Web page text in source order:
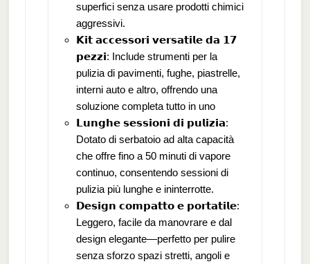
superfici senza usare prodotti chimici
aggressivi.
𝗞𝗶𝘁 𝗮𝗰𝗰𝗲𝘀𝘀𝗼𝗿𝗶 𝘃𝗲𝗿𝘀𝗮𝘁𝗶𝗹𝗲 𝗱𝗮 𝟭𝟳
𝗽𝗲𝘇𝘇𝗶: Include strumenti per la
pulizia di pavimenti, fughe, piastrelle,
interni auto e altro, offrendo una
soluzione completa tutto in uno
𝗟𝘂𝗻𝗴𝗵𝗲 𝘀𝗲𝘀𝘀𝗶𝗼𝗻𝗶 𝗱𝗶 𝗽𝘂𝗹𝗶𝘇𝗶𝗮:
Dotato di serbatoio ad alta capacità
che offre fino a 50 minuti di vapore
continuo, consentendo sessioni di
pulizia più lunghe e ininterrotte.
𝗗𝗲𝘀𝗶𝗴𝗻 𝗰𝗼𝗺𝗽𝗮𝘁𝘁𝗼 𝗲 𝗽𝗼𝗿𝘁𝗮𝘁𝗶𝗹𝗲:
Leggero, facile da manovrare e dal
design elegante—perfetto per pulire
senza sforzo spazi stretti, angoli e